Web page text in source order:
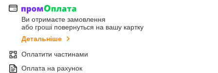
Ви отримаєте замовлення
або гроші повернуться на вашу картку
Детальніше
Оплатити частинами
Оплата на рахунок